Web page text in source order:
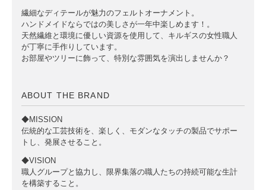
繊細なディテールが魅力のフェルトオーナメント。
ハンドメイドならではの美しさが一年中楽しめます！。
天然繊維と環境に優しい資源を使用して、キルギスの女性職人
が丁寧に手作りしています。
お部屋やツリーに飾って、特別な雰囲気を演出しませんか？
ABOUT THE BRAND
◆MISSION
伝統的な工芸技術を、楽しく、モダンなタッチの製品でサポー
トし、発展させること。
◆VISION
職人グループと協力し、限界集落の職人たちの持続可能な生計
を構築すること。